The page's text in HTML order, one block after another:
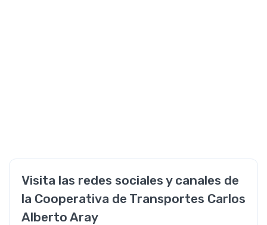
Visita las redes sociales y canales de
la Cooperativa de Transportes Carlos
Alberto Aray